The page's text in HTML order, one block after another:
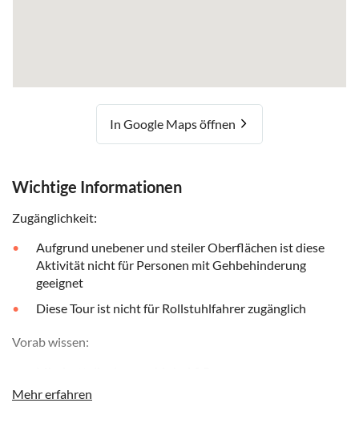
In Google Maps öffnen
Wichtige Informationen
Zugänglichkeit:
Aufgrund unebener und steiler Oberflächen ist diese
Aktivität nicht für Personen mit Gehbehinderung
geeignet
Diese Tour ist nicht für Rollstuhlfahrer zugänglich
Vorab wissen:
Ermäßigte Tickets sind für Studenten und Menschen mit
Mehr erfahren